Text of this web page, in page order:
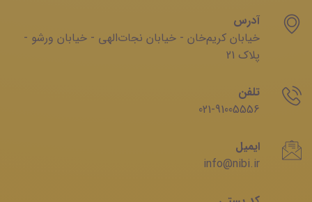
آدرس
خیابان‌ کریم‌‌خان - خیابان ‌نجات‌الهی - خیابان ‌ورشو -
پلاک 21
تلفن
021-91005556
ایمیل
info@nibi.ir